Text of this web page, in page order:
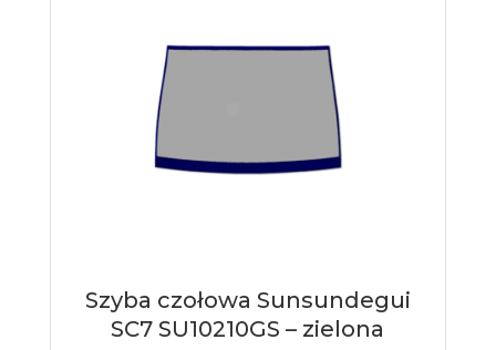
Szyba czołowa Sunsundegui
SC7 SU10210GS – zielona